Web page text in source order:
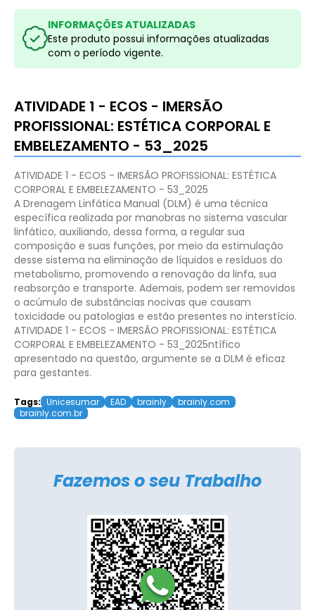
INFORMAÇÕES ATUALIZADAS
Este produto possui informações atualizadas
com o período vigente.
ATIVIDADE 1 - ECOS - IMERSÃO
PROFISSIONAL: ESTÉTICA CORPORAL E
EMBELEZAMENTO - 53_2025
ATIVIDADE 1 - ECOS - IMERSÃO PROFISSIONAL: ESTÉTICA
CORPORAL E EMBELEZAMENTO - 53_2025
A Drenagem Linfática Manual (DLM) é uma técnica
específica realizada por manobras no sistema vascular
linfático, auxiliando, dessa forma, a regular sua
composição e suas funções, por meio da estimulação
desse sistema na eliminação de líquidos e resíduos do
metabolismo, promovendo a renovação da linfa, sua
reabsorção e transporte. Ademais, podem ser removidos
o acúmulo de substâncias nocivas que causam
toxicidade ou patologias e estão presentes no interstício.
ATIVIDADE 1 - ECOS - IMERSÃO PROFISSIONAL: ESTÉTICA
CORPORAL E EMBELEZAMENTO - 53_2025ntífico
apresentado na questão, argumente se a DLM é eficaz
para gestantes.
Tags: Unicesumar EAD brainly
brainly.com
brainly.com.br
Fazemos o seu Trabalho